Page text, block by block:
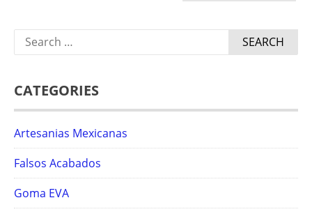
Search
for:
CATEGORIES
Artesanias Mexicanas
Falsos Acabados
Goma EVA